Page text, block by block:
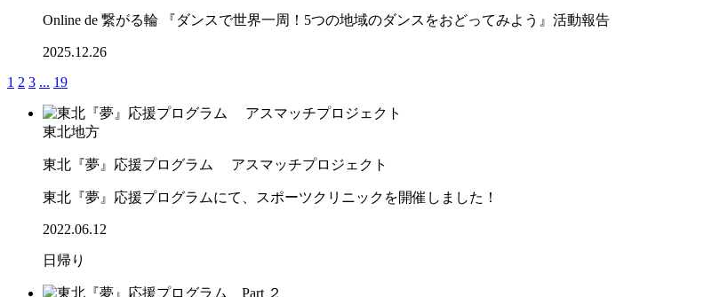
Online de 繋がる輪 『ダンスで世界一周！5つの地域のダンスをおどってみよう』活動報告
2025.12.26
1 2 3 ... 19
東北地方
東北『夢』応援プログラム アスマッチプロジェクト
東北『夢』応援プログラムにて、スポーツクリニックを開催しました！
2022.06.12
日帰り